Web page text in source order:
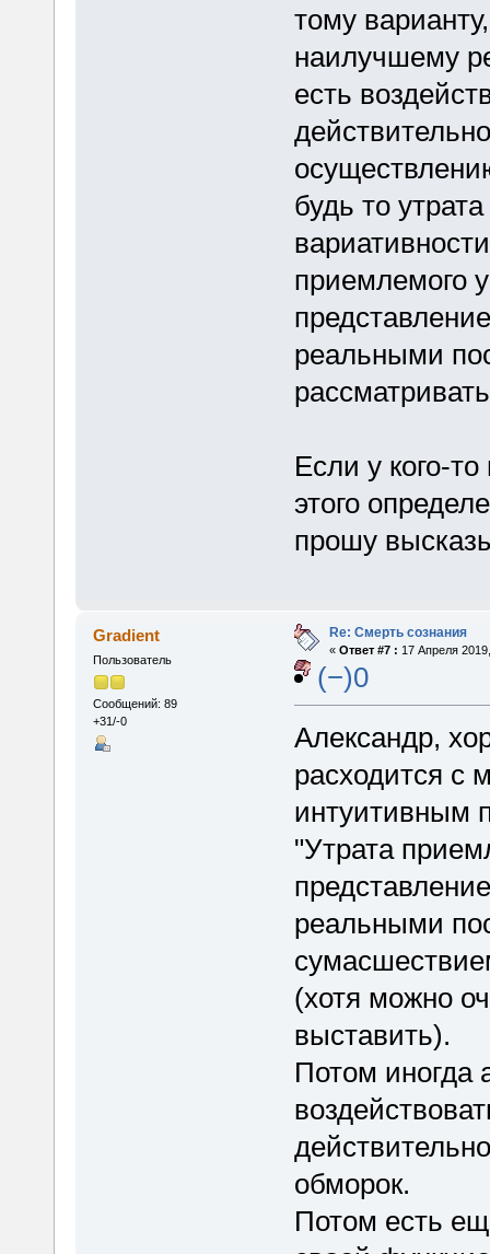
тому
наилучшему
есть
будь то
приемлемого
реальными
Если у кого-
этого
прошу
Gradient
Пользователь
Сообщений: 89
+31/-0
Re: Смерть сознания
« Ответ #7 : 17 Апреля
(−)0
Александр,
расходится с
интуитивным
"Утрата
реальными
(хотя можно
выставить).
Потом иногда
обморок.
Потом есть